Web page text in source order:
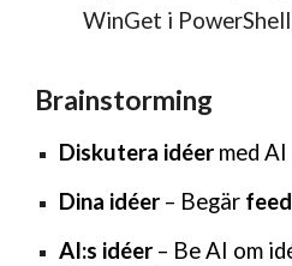
WinGet i
Brainstorming
Diskutera idéer med AI
Dina idéer – Begär
AI:s idéer – Be AI om